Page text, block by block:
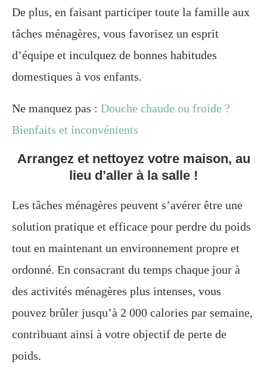
De plus, en faisant participer toute la famille aux
tâches ménagères, vous favorisez un esprit
d’équipe et inculquez de bonnes habitudes
domestiques à vos enfants.
Ne manquez pas : Douche chaude ou froide ?
Bienfaits et inconvénients
Arrangez et nettoyez votre maison, au
lieu d’aller à la salle !
Les tâches ménagères peuvent s’avérer être une
solution pratique et efficace pour perdre du poids
tout en maintenant un environnement propre et
ordonné. En consacrant du temps chaque jour à
des activités ménagères plus intenses, vous
pouvez brûler jusqu’à 2 000 calories par semaine,
contribuant ainsi à votre objectif de perte de
poids.